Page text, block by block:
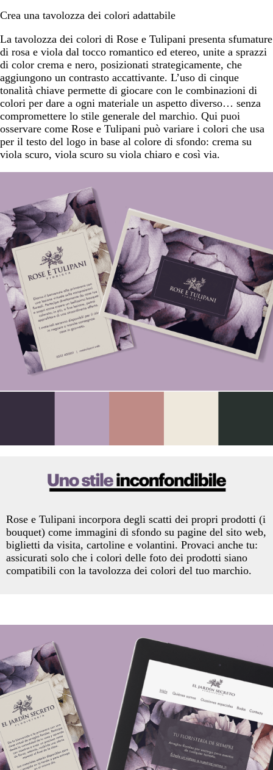
Crea una tavolozza dei colori adattabile
La tavolozza dei colori di Rose e Tulipani presenta sfumature
di rosa e viola dal tocco romantico ed etereo, unite a sprazzi
di color crema e nero, posizionati strategicamente, che
aggiungono un contrasto accattivante. L’uso di cinque
tonalità chiave permette di giocare con le combinazioni di
colori per dare a ogni materiale un aspetto diverso… senza
compromettere lo stile generale del marchio. Qui puoi
osservare come Rose e Tulipani può variare i colori che usa
per il testo del logo in base al colore di sfondo: crema su
viola scuro, viola scuro su viola chiaro e così via.
Rose e Tulipani incorpora degli scatti dei propri prodotti (i
bouquet) come immagini di sfondo su pagine del sito web,
biglietti da visita, cartoline e volantini. Provaci anche tu:
assicurati solo che i colori delle foto dei prodotti siano
compatibili con la tavolozza dei colori del tuo marchio.